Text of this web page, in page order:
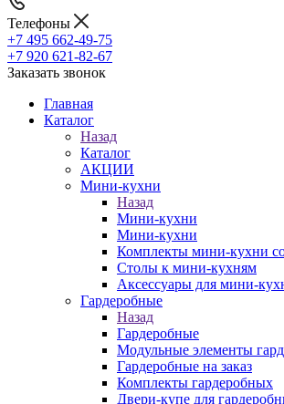
Телефоны
+7 495 662-49-75
+7 920 621-82-67
Заказать звонок
Главная
Каталог
Назад
Каталог
АКЦИИ
Мини-кухни
Назад
Мини-кухни
Мини-кухни
Комплекты мини-кухни
Столы к мини-кухням
Аксессуары для мини-
Гардеробные
Назад
Гардеробные
Модульные элементы
Гардеробные на заказ
Комплекты гардеробных
Двери-купе для